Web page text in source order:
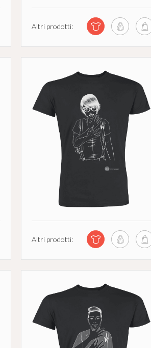
Altri prodotti:
Altri prodotti: